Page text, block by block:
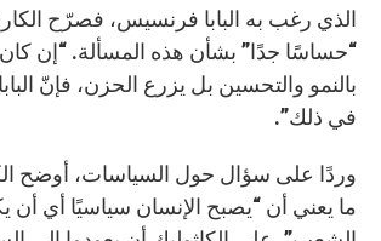
الذي رغب به البابا فرنسيس، فصرّح
“حساسًا جدًا” بشأن هذه المسألة. “إن كان
بالنمو والتحسين بل يزرع الحزن، فإنّ
في ذلك”.
وردًا على سؤال حول السياسات، أوضح
ما يعني أن “يصبح الإنسان سياسيًا أي